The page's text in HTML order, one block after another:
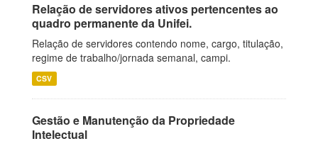
Relação de servidores ativos pertencentes ao
quadro permanente da Unifei.
Relação de servidores contendo nome, cargo, titulação,
regime de trabalho/jornada semanal, campi.
CSV
Gestão e Manutenção da Propriedade
Intelectual